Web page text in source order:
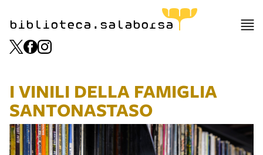
biblioteca.salaborsa
I VINILI DELLA FAMIGLIA
SANTONASTASO